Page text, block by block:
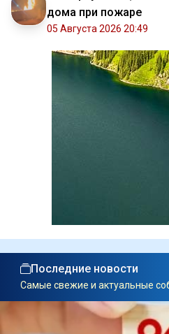
дома при пожаре
05 Августа 2026 20:49
Последние новости
Самые свежие и актуальные